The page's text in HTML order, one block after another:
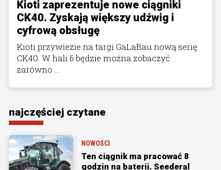
Kioti zaprezentuje nowe ciągniki
CK40. Zyskają większy udźwig i
cyfrową obsługę
Kioti przywiezie na targi GaLaBau nową serię
CK40. W hali 6 będzie można zobaczyć
zarówno ...
najczęściej czytane
NOWOŚCI
Ten ciągnik ma pracować 8
godzin na baterii. Seederal